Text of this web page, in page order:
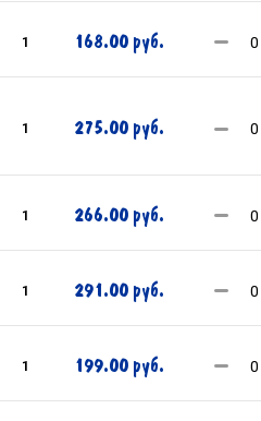
1 168.00 руб.
1 275.00 руб.
1 266.00 руб.
1 291.00 руб.
1 199.00 руб.